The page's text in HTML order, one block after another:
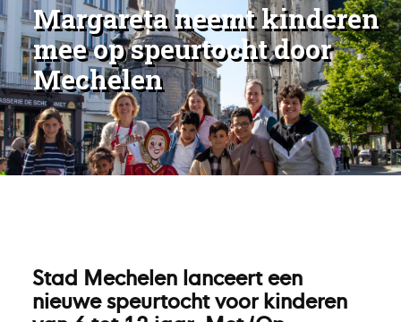
Margareta neemt kinderen
mee op speurtocht door
Mechelen
Stad Mechelen lanceert een
nieuwe speurtocht voor kinderen